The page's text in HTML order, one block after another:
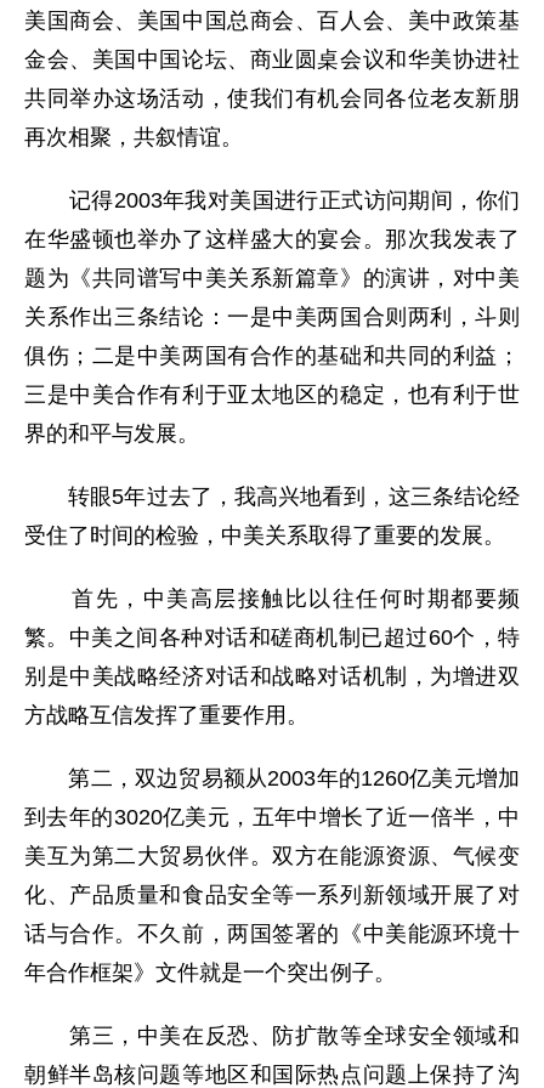
美国商会、美国中国总商会、百人会、美中政策基
金会、美国中国论坛、商业圆桌会议和华美协进社
共同举办这场活动，使我们有机会同各位老友新朋
再次相聚，共叙情谊。
记得2003年我对美国进行正式访问期间，你们
在华盛顿也举办了这样盛大的宴会。那次我发表了
题为《共同谱写中美关系新篇章》的演讲，对中美
关系作出三条结论：一是中美两国合则两利，斗则
俱伤；二是中美两国有合作的基础和共同的利益；
三是中美合作有利于亚太地区的稳定，也有利于世
界的和平与发展。
转眼5年过去了，我高兴地看到，这三条结论经
受住了时间的检验，中美关系取得了重要的发展。
首先，中美高层接触比以往任何时期都要频
繁。中美之间各种对话和磋商机制已超过60个，特
别是中美战略经济对话和战略对话机制，为增进双
方战略互信发挥了重要作用。
第二，双边贸易额从2003年的1260亿美元增加
到去年的3020亿美元，五年中增长了近一倍半，中
美互为第二大贸易伙伴。双方在能源资源、气候变
化、产品质量和食品安全等一系列新领域开展了对
话与合作。不久前，两国签署的《中美能源环境十
年合作框架》文件就是一个突出例子。
第三，中美在反恐、防扩散等全球安全领域和
朝鲜半岛核问题等地区和国际热点问题上保持了沟